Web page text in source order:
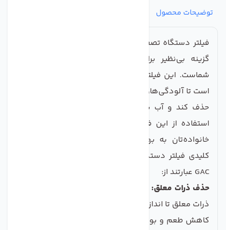
توضیحات محصول
گزینه بی‌نظیر برای بهبود کیفیت آب قابل آشامیدن
شماست. این فیلتر با ترکیب سه نوع فیلتر مختلف، قادر
است تا آلودگی‌ها، طعم و بوی نامطبوع آب را به طور مؤثر
حذف کند و آب سالم و گوارا را به شما ارائه دهد. با
استفاده از این فیلتر، شما می‌توانید از سلامتی خود و
خانواده‌تان به بهترین نحو محافظت کنید. ویژگی‌های
GAC عبارتند از:
حذف ذرات معلق:
ذرات معلق تا اندازه 5 میکرون را جذب کند.